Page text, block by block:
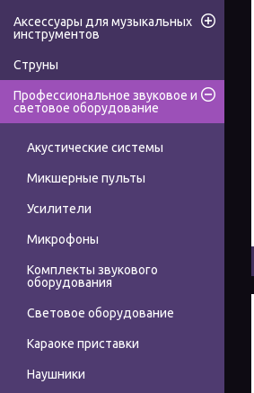
Аксессуары для музыкальных
инструментов
Струны
Профессиональное звуковое и
световое оборудование
Акустические системы
Микшерные пульты
Усилители
Микрофоны
Комплекты звукового
оборудования
Световое оборудование
Караоке приставки
Наушники